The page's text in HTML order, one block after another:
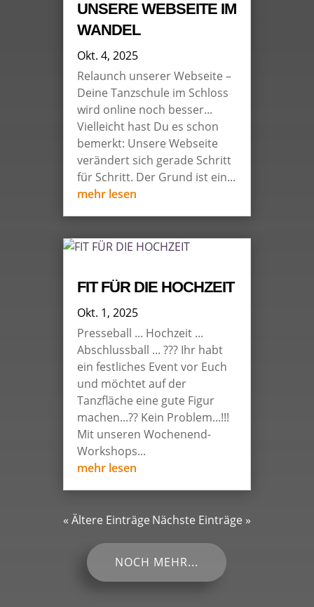
UNSERE WEBSEITE IM
WANDEL
Okt. 4, 2025
Relaunch unserer Webseite –
Deine Tanzschule im Schloss
wird online noch besser...
Vielleicht hast Du es schon
bemerkt: Unsere Webseite
verändert sich gerade Schritt
für Schritt. Der Grund ist ein...
mehr lesen
FIT FÜR DIE HOCHZEIT
Okt. 1, 2025
Presseball ... Hochzeit ...
Abschlussball ... ??? Ihr habt
ein festliches Event vor Euch
und möchtet auf der
Tanzfläche eine gute Figur
machen...?? Kein Problem...!!!
Mit unseren Wochenend-
Workshops...
mehr lesen
« Ältere Einträge Nächste Einträge »
NOCH MEHR...